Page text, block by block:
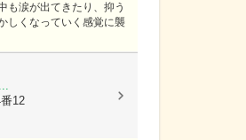
も涙が出てきたり、抑う
しくなっていく感覚に襲
12